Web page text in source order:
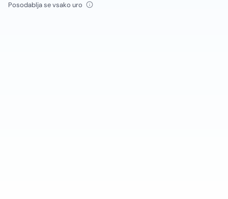
Posodablja se vsako uro